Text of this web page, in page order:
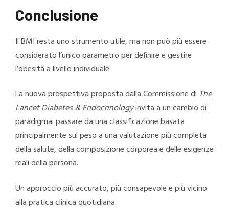
Conclusione
Il BMI resta uno strumento utile, ma non può più essere
considerato l’unico parametro per definire e gestire
l’obesità a livello individuale.
Lanuova prospettiva proposta dalla Commissione diThe
Lancet Diabetes & Endocrinologyinvita a un cambio di
paradigma: passare da una classificazione basata
principalmente sul peso a una valutazione più completa
della salute, della composizione corporea e delle esigenze
reali della persona.
Un approccio più accurato, più consapevole e più vicino
alla pratica clinica quotidiana.